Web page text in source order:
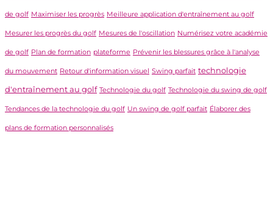
de golf Maximiser les progrès Meilleure application d'entraînement au golf
Mesurer les progrès du golf Mesures de l'oscillation Numérisez votre académie
de golf Plan de formation plateforme Prévenir les blessures grâce à l'analyse
du mouvement Retour d'information visuel Swing parfait technologie
d'entraînement au golf Technologie du golf Technologie du swing de golf
Tendances de la technologie du golf Un swing de golf parfait Élaborer des
plans de formation personnalisés